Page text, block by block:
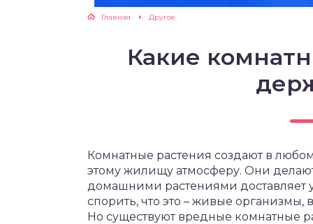
Главная Другое
Какие
Комнатные растения создают в
этому жилищу атмосферу. Они
домашними растениями доставляет
спорить, что это – живые
Но существуют вредные комнатные